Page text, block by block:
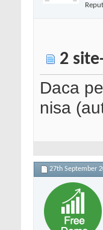
2
Daca
nisa
27th September